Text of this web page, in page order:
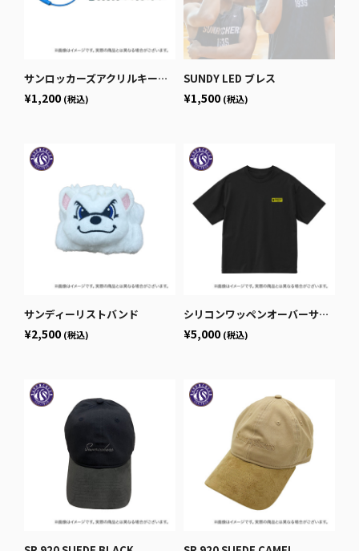
サンロッカーズアクリルキーホルダー
¥1,200 (税込)
SUNDY LED ブレス
¥1,500 (税込)
サンディーリストバンド
¥2,500 (税込)
シリコンワッペンオーバーサイズＴシャツ
¥5,000 (税込)